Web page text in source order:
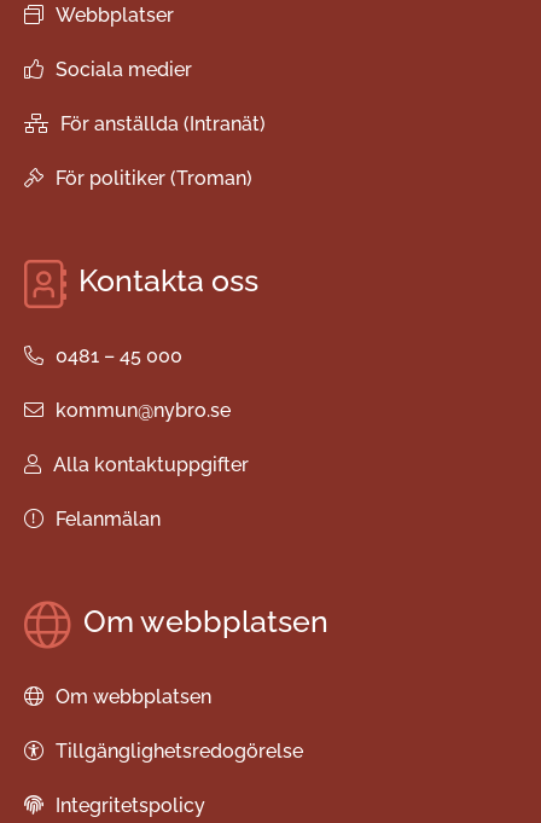
Webbplatser
Sociala medier
För anställda (Intranät)
För politiker (Troman)
Kontakta oss
0481 – 45 000
kommun@nybro.se
Alla kontaktuppgifter
Felanmälan
Om webbplatsen
Om webbplatsen
Tillgänglighetsredogörelse
Integritetspolicy